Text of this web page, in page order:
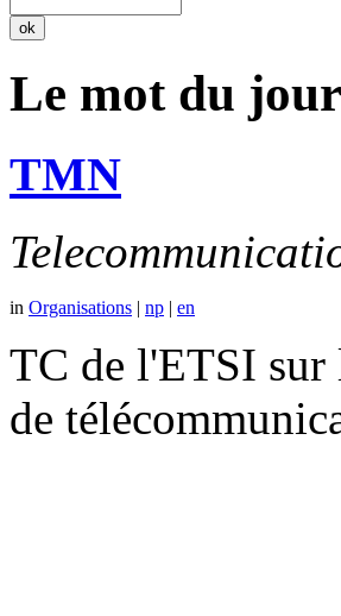
Le mot du jour
TMN
in Organisations | np | en
TC de l'ETSI sur
de